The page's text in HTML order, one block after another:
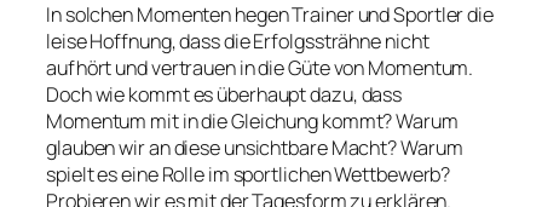
In solchen Momenten hegen Trainer und Sportler die
leise Hoffnung, dass die Erfolgssträhne nicht
aufhört und vertrauen in die Güte von Momentum.
Doch wie kommt es überhaupt dazu, dass
Momentum mit in die Gleichung kommt? Warum
glauben wir an diese unsichtbare Macht? Warum
spielt es eine Rolle im sportlichen Wettbewerb?
Probieren wir es mit der Tagesform zu erklären.